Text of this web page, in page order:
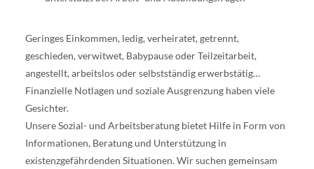
Geringes Einkommen, ledig, verheiratet, getrennt,
geschieden, verwitwet, Babypause oder Teilzeitarbeit,
angestellt, arbeitslos oder selbstständig erwerbstätig…
Finanzielle Notlagen und soziale Ausgrenzung haben viele
Gesichter.
Unsere Sozial- und Arbeitsberatung bietet Hilfe in Form von
Informationen, Beratung und Unterstützung in
existenzgefährdenden Situationen. Wir suchen gemeinsam